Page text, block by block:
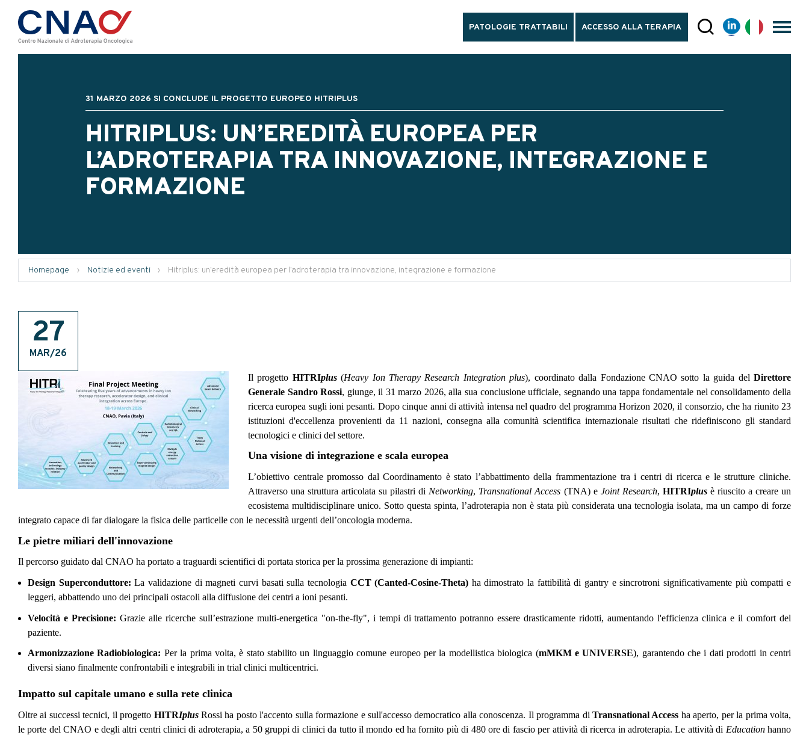
PATOLOGIE TRATTABILI ACCESSO ALLA TERAPIA
31 MARZO 2026 SI CONCLUDE IL PROGETTO EUROPEO HITRIPLUS
HITRIPLUS: UN’EREDITÀ EUROPEA PER
L’ADROTERAPIA TRA INNOVAZIONE, INTEGRAZIONE E
FORMAZIONE
Homepage › Notizie ed eventi › Hitriplus: un’eredità europea per l’adroterapia tra innovazione, integrazione e formazione
27
MAR/26
Il progetto HITRIplus (Heavy Ion Therapy Research Integration plus), coordinato dalla Fondazione CNAO sotto la guida delDirettore
Generale Sandro Rossi, giunge, il 31 marzo 2026, alla sua conclusione ufficiale, segnando una tappa fondamentale nel consolidamento della
ricerca europea sugli ioni pesanti. Dopo cinque anni di attività intensa nel quadro del programma Horizon 2020, il consorzio, che ha riunito 23
istituzioni d'eccellenza provenienti da 11 nazioni, consegna alla comunità scientifica internazionale risultati che ridefiniscono gli standard
tecnologici e clinici del settore.
Una visione di integrazione e scala europea
L’obiettivo centrale promosso dal Coordinamento è stato l’abbattimento della frammentazione tra i centri di ricerca e le strutture cliniche.
Attraverso una struttura articolata su pilastri di Networking, Transnational Access (TNA) e Joint Research, HITRIplus è riuscito a creare un
ecosistema multidisciplinare unico. Sotto questa spinta, l’adroterapia non è stata più considerata una tecnologia isolata, ma un campo di forze
integrato capace di far dialogare la fisica delle particelle con le necessità urgenti dell’oncologia moderna.
Le pietre miliari dell'innovazione
Il percorso guidato dal CNAO ha portato a traguardi scientifici di portata storica per la prossima generazione di impianti:
Design Superconduttore: La validazione di magneti curvi basati sulla tecnologia CCT (Canted-Cosine-Theta) ha dimostrato la fattibilità di gantry e sincrotroni significativamente più compatti e
leggeri, abbattendo uno dei principali ostacoli alla diffusione dei centri a ioni pesanti.
Velocità e Precisione: Grazie alle ricerche sull’estrazione multi-energetica "on-the-fly", i tempi di trattamento potranno essere drasticamente ridotti, aumentando l'efficienza clinica e il comfort del
paziente.
Armonizzazione Radiobiologica: Per la prima volta, è stato stabilito un linguaggio comune europeo per la modellistica biologica (mMKM e UNIVERSE), garantendo che i dati prodotti in centri
diversi siano finalmente confrontabili e integrabili in trial clinici multicentrici.
Impatto sul capitale umano e sulla rete clinica
Oltre ai successi tecnici, il progetto HITRIplus Rossi ha posto l'accento sulla formazione e sull'accesso democratico alla conoscenza. Il programma diTransnational Access ha aperto, per la prima volta,
le porte del CNAO e degli altri centri clinici di adroterapia, a 50 gruppi di clinici da tutto il mondo ed ha fornito più di 480 ore di fascio per attività di ricerca in adroterapia. Le attività di Educationhanno